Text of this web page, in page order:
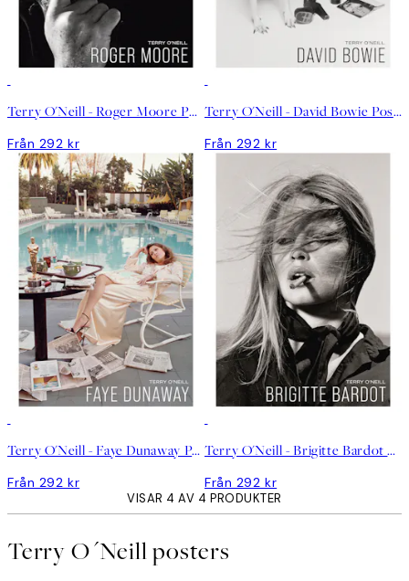
Terry O'Neill - Roger Moore Poster
Från 292 kr
Terry O'Neill - David Bowie Poster
Från 292 kr
Terry O'Neill - Faye Dunaway Poster
Från 292 kr
Terry O'Neill - Brigitte Bardot Poster
Från 292 kr
VISAR 4 AV 4 PRODUKTER
Terry O´Neill posters